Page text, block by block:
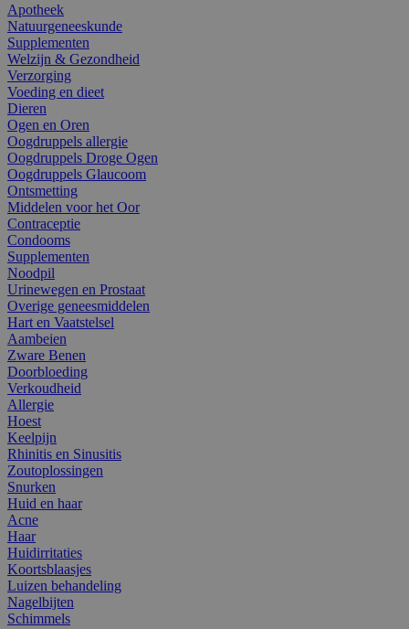
Apotheek
Natuurgeneeskunde
Supplementen
Welzijn & Gezondheid
Verzorging
Voeding en dieet
Dieren
Ogen en Oren
Oogdruppels allergie
Oogdruppels Droge Ogen
Oogdruppels Glaucoom
Ontsmetting
Middelen voor het Oor
Contraceptie
Condooms
Supplementen
Noodpil
Urinewegen en Prostaat
Overige geneesmiddelen
Hart en Vaatstelsel
Aambeien
Zware Benen
Doorbloeding
Verkoudheid
Allergie
Hoest
Keelpijn
Rhinitis en Sinusitis
Zoutoplossingen
Snurken
Huid en haar
Acne
Haar
Huidirritaties
Koortsblaasjes
Luizen behandeling
Nagelbijten
Schimmels